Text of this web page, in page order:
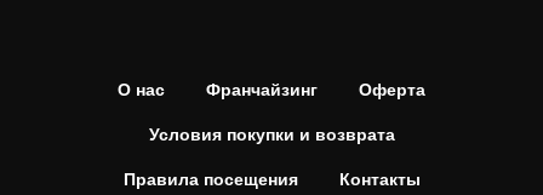
О нас Франчайзинг Оферта
Условия покупки и возврата
Правила посещения Контакты